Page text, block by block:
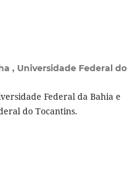
, Universidade Federal do
Federal da Bahia e
do Tocantins.